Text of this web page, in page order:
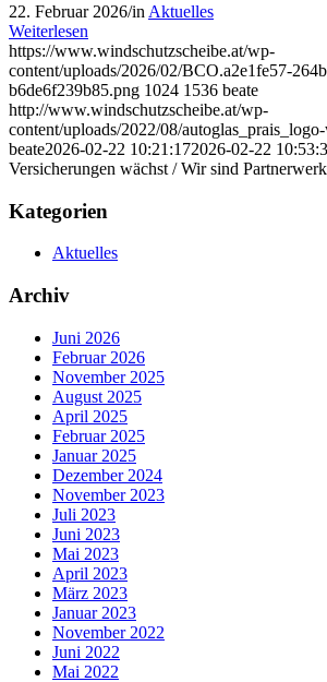
22. Februar 2026/in Aktuelles
Weiterlesen
https://www.windschutzscheibe.at/wp-
content/uploads/2026/02/BCO.a2e1fe57-
b6de6f239b85.png 1024 1536 beate
http://www.windschutzscheibe.at/wp-
content/uploads/2022/08/
beate2026-02-22 10:21:172026-02-22
Versicherungen wächst / Wir sind
Kategorien
Aktuelles
Archiv
Juni 2026
Februar 2026
November 2025
August 2025
April 2025
Februar 2025
Januar 2025
Dezember 2024
November 2023
Juli 2023
Juni 2023
Mai 2023
April 2023
März 2023
Januar 2023
November 2022
Juni 2022
Mai 2022